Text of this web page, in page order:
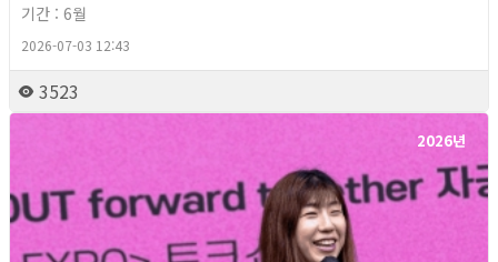
기간 : 6월
2026-07-03 12:43
3523
2026년